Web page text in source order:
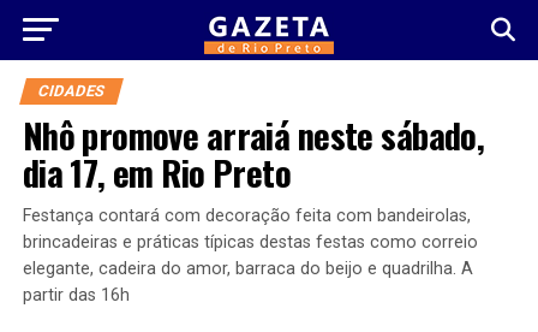
CIDADES
Nhô promove arraiá neste sábado,
dia 17, em Rio Preto
Festança contará com decoração feita com bandeirolas,
brincadeiras e práticas típicas destas festas como correio
elegante, cadeira do amor, barraca do beijo e quadrilha. A
partir das 16h